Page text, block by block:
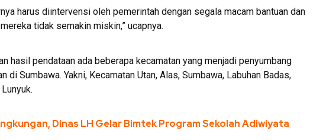
harus diintervensi oleh pemerintah dengan segala macam bantuan dan
tidak semakin miskin,” ucapnya.
hasil pendataan ada beberapa kecamatan yang menjadi penyumbang
di Sumbawa. Yakni, Kecamatan Utan, Alas, Sumbawa, Labuhan Badas,
Dinas LH Gelar Bimtek Program Sekolah Adiwiyata